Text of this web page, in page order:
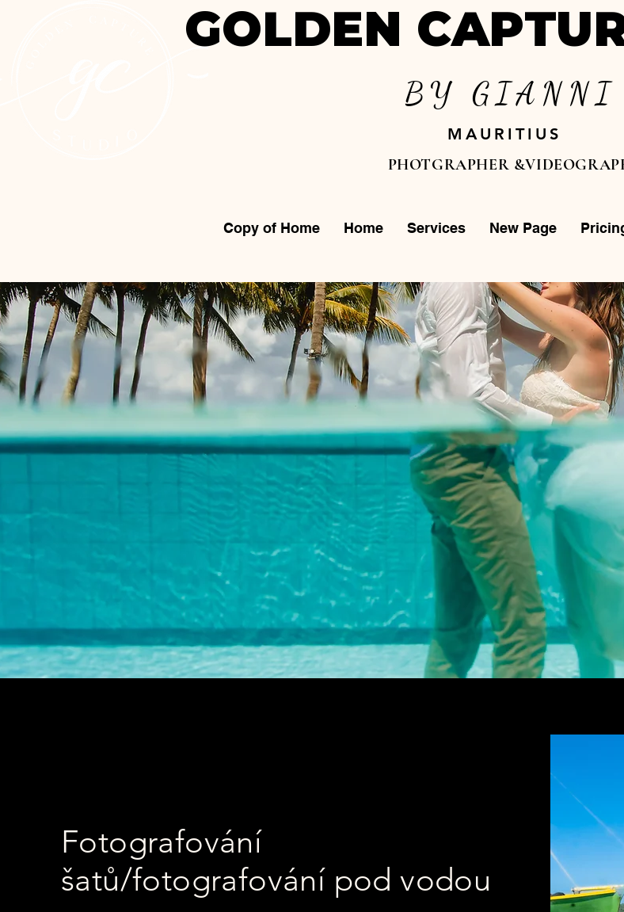
GOLDEN
BY GIANNI
MAURITIUS
PHOTGRAPHER
Copy of Home Home Services New Page
Fotografování
šatů/fotografování pod vodou